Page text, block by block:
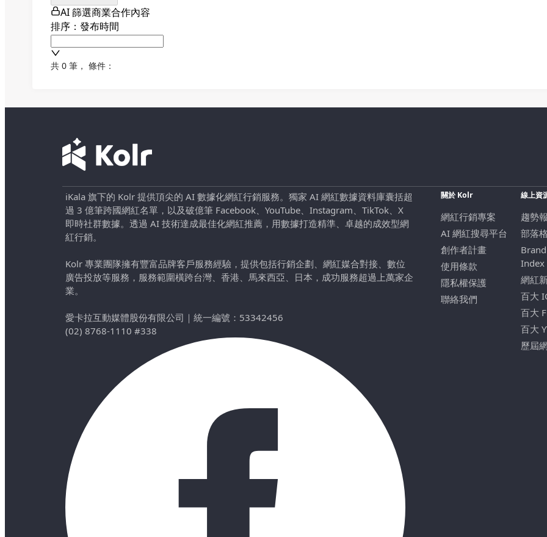
AI 篩選商業合作內容
排序：發布時間
共 0 筆 ， 條件：
iKala 旗下的 Kolr 提供頂尖的 AI 數據化網紅行銷服務。獨家 AI 網紅數據資料庫囊括超
過 3 億筆跨國網紅名單，以及破億筆 Facebook、YouTube、Instagram、TikTok、X
即時社群數據。透過 AI 技術達成最佳化網紅推薦，用數據打造精準、卓越的成效型網
紅行銷。
Kolr 專業團隊擁有豐富品牌客戶服務經驗，提供包括行銷企劃、網紅媒合對接、數位
廣告投放等服務，服務範圍橫跨台灣、香港、馬來西亞、日本，成功服務超過上萬家企
業。
愛卡拉互動媒體股份有限公司 ｜ 統一編號：53342456
(02) 8768-1110 #338
關於 Kolr
網紅行銷專案
AI 網紅搜尋平台
創作者計畫
使用條款
隱私權保護
聯絡我們
線上資
趨勢
部落格
Index
網紅
百大
百大
百大
歷屆